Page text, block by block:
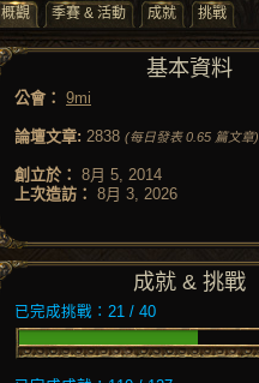
概觀 季賽 & 活動 成就 挑戰
基本資料
公會： 9mi
論壇文章: 2838 (每日發表 0.65 篇文章)
創立於： 8月 5, 2014
上次造訪： 8月 3, 2026
成就 & 挑戰
已完成挑戰：21 / 40